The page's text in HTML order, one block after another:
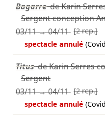
BagarredeKarin
Sergentconception
03/11→04/11 [2 rep.]
spectacle annulé
TitusdeKarin Serres
Sergent
03/11→04/11 [2 rep.]
spectacle annulé